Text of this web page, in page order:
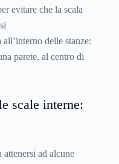
evitare che la scala
all’interno delle stanze:
parete, al centro di
scale interne:
attenersi ad alcune